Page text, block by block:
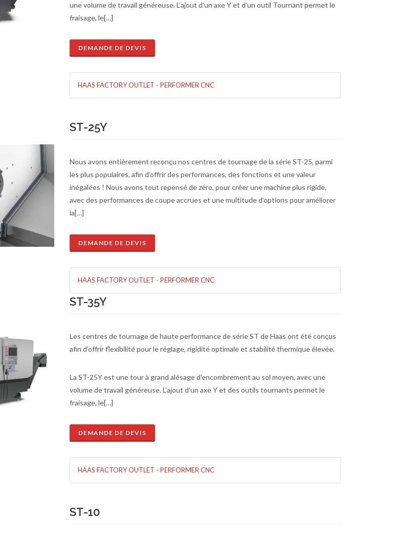
une volume de travail généreuse. L’ajout d’un axe Y et d’un outil Tournant permet le
fraisage, le[…]
DEMANDE DE DEVIS
HAAS FACTORY OUTLET - PERFORMER CNC
ST-25Y
Nous avons entièrement reconçu nos centres de tournage de la série ST-25, parmi
les plus populaires, afin d’offrir des performances, des fonctions et une valeur
inégalées ! Nous avons tout repensé de zéro, pour créer une machine plus rigide,
avec des performances de coupe accrues et une multitude d’options pour améliorer
la[…]
DEMANDE DE DEVIS
HAAS FACTORY OUTLET - PERFORMER CNC
ST-35Y
Les centres de tournage de haute performance de série ST de Haas ont été conçus
afin d’offrir flexibilité pour le réglage, rigidité optimale et stabilité thermique élevée.
La ST-25Y est une tour à grand alésage d’encombrement au sol moyen, avec une
volume de travail généreuse. L’ajout d’un axe Y et des outils tournants permet le
fraisage, le[…]
DEMANDE DE DEVIS
HAAS FACTORY OUTLET - PERFORMER CNC
ST-10